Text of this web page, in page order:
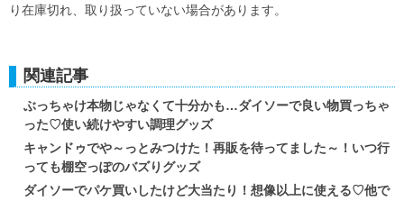
り在庫切れ、取り扱っていない場合があります。
関連記事
ぶっちゃけ本物じゃなくて十分かも…ダイソーで良い物買っちゃ
った♡使い続けやすい調理グッズ
キャンドゥでや～っとみつけた！再販を待ってました～！いつ行
っても棚空っぽのバズりグッズ
ダイソーでパケ買いしたけど大当たり！想像以上に使える♡他で